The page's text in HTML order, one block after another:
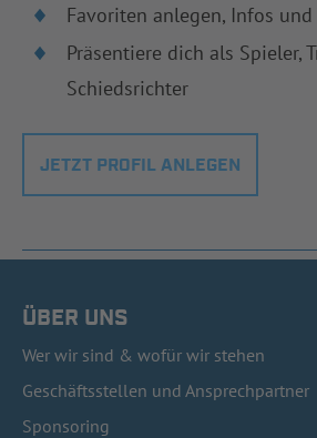
Favoriten anlegen, Infos
Präsentiere dich als Spieler,
Schiedsrichter
JETZT PROFIL ANLEGEN
ÜBER UNS
Wer wir sind & wofür wir stehen
Geschäftsstellen und Ansprechpartner
Sponsoring